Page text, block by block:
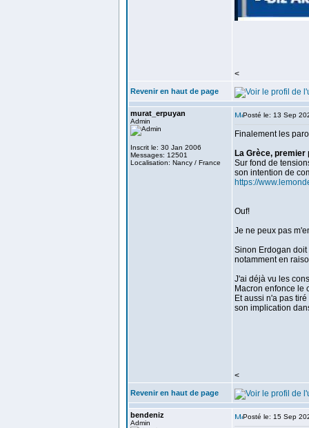
<
Revenir en haut de page
murat_erpuyan
Admin
Inscrit le: 30 Jan 2006
Messages: 12501
Localisation: Nancy / France
Posté le: 13 Sep
Finalement les
La Grèce,
Sur fond de
son intention de
https://
Ouf!
Je ne peux pas
Sinon Erdogan
notamment en
J'ai déjà vu les
Macron enfonce le
Et aussi n'a pas
son implication
<
Revenir en haut de page
bendeniz
Admin
Posté le: 15 Sep